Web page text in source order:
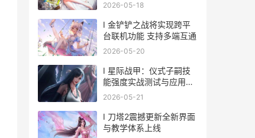
2026-05-18
I 金铲铲之战将实现跨平
台联机功能 支持多端互通
2026-05-20
I 星际战甲：仪式子嗣技
能强度实战测试与应用探
索
2026-05-21
I 刀塔2震撼更新全新界面
与教学体系上线